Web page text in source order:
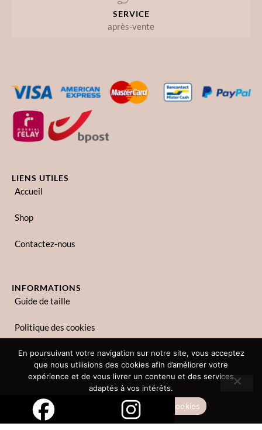
SERVICE
après-vente
LIENS UTILES
Accueil
Shop
Contactez-nous
INFORMATIONS
Guide de taille
Politique des cookies
Politique de confidentialité
Copyright © 2023 Zina Lina. Tous droits réservés.
En poursuivant votre navigation sur notre site, vous acceptez
que nous utilisions des cookies afin d’améliorer votre
expérience et de vous livrer un contenu et des services
adaptés à vos intérêts.
Politique des cookies